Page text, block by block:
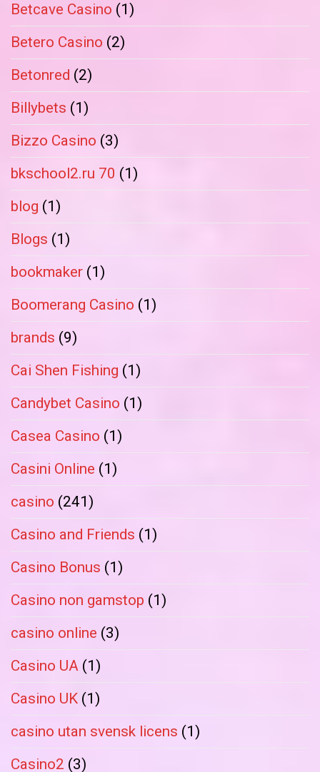
Betcave Casino (1)
Betero Casino (2)
Betonred (2)
Billybets (1)
Bizzo Casino (3)
bkschool2.ru 70 (1)
blog (1)
Blogs (1)
bookmaker (1)
Boomerang Casino (1)
brands (9)
Cai Shen Fishing (1)
Candybet Casino (1)
Casea Casino (1)
Casini Online (1)
casino (241)
Casino and Friends (1)
Casino Bonus (1)
Casino non gamstop (1)
casino online (3)
Casino UA (1)
Casino UK (1)
casino utan svensk licens (1)
Casino2 (3)